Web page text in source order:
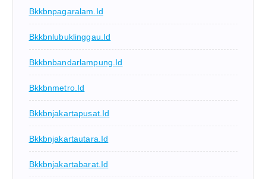
Bkkbnpagaralam.id
Bkkbnlubuklinggau.id
Bkkbnbandarlampung.id
Bkkbnmetro.id
Bkkbnjakartapusat.id
Bkkbnjakartautara.id
Bkkbnjakartabarat.id